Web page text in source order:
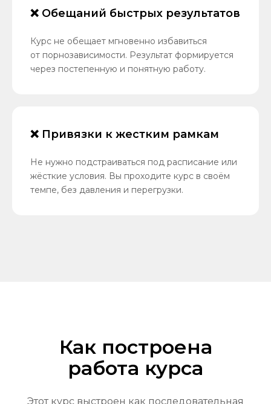
❌ Обещаний быстрых результатов
Курс не обещает мгновенно избавиться
от порнозависимости. Результат формируется
через постепенную и понятную работу.
❌ Привязки к жестким рамкам
Не нужно подстраиваться под расписание или
жёсткие условия. Вы проходите курс в своём
темпе, без давления и перегрузки.
Как построена
работа курса
Этот курс выстроен как последовательная